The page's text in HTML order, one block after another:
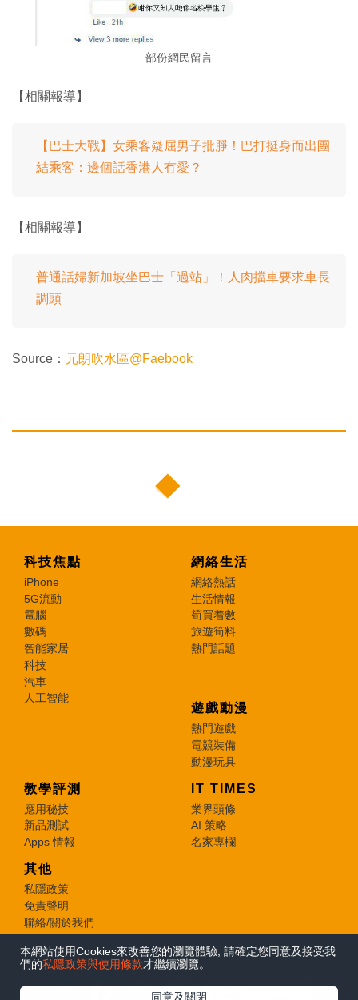
本網站使用Cookies來改善您的瀏覽體驗, 請確定您同意及接受我
們的私隱政策與使用條款才繼續瀏覽。
同意及關閉
部份網民留言
【相關報導】
【巴士大戰】女乘客疑屈男子批㬹！巴打挺身而出團
結乘客：邊個話香港人冇愛？
【相關報導】
普通話婦新加坡坐巴士「過站」！人肉擋車要求車長
調頭
Source： 元朗吹水區@Faebook
科技焦點
iPhone
5G流動
電腦
數碼
智能家居
科技
汽車
人工智能
網絡生活
網絡熱話
生活情報
筍買着數
旅遊筍料
熱門話題
遊戲動漫
熱門遊戲
電競裝備
動漫玩具
教學評測
應用秘技
新品測試
Apps 情報
IT TIMES
業界頭條
AI 策略
名家專欄
其他
私隱政策
免責聲明
聯絡/關於我們
© 2026 e-zone. All Rights Reserved.